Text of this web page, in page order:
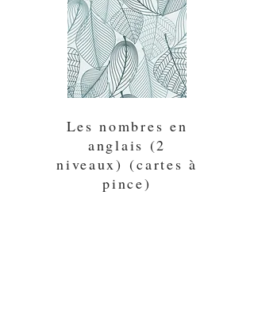
Les nombres en
anglais (2
niveaux) (cartes à
pince)